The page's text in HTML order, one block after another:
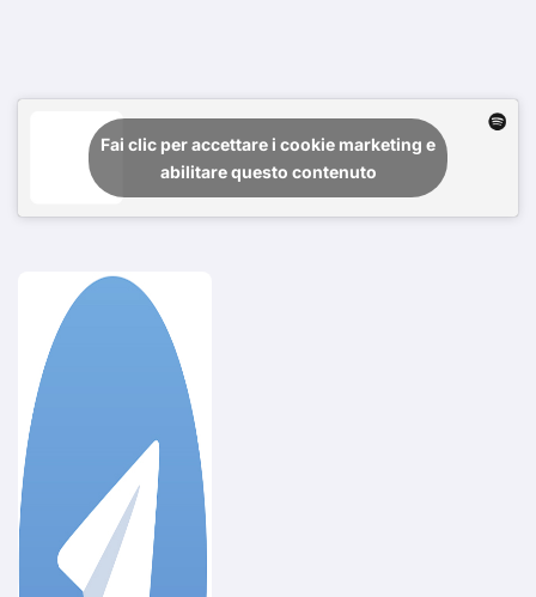
Fai clic per accettare i cookie marketing e
abilitare questo contenuto